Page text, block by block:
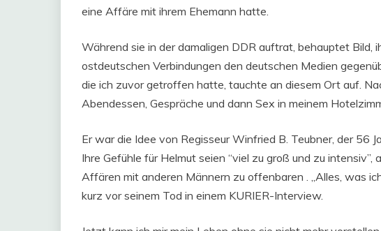
eine Affäre mit ihrem Ehemann hatte.
Während sie in der damaligen DDR auftrat, behauptet Bild,
ostdeutschen Verbindungen den deutschen Medien
die ich zuvor getroffen hatte, tauchte an diesem Ort auf.
Abendessen, Gespräche und dann Sex in meinem
Er war die Idee von Regisseur Winfried B. Teubner, der 56
Ihre Gefühle für Helmut seien “viel zu groß und zu intensiv”,
Affären mit anderen Männern zu offenbaren . „Alles, was
kurz vor seinem Tod in einem KURIER-Interview.